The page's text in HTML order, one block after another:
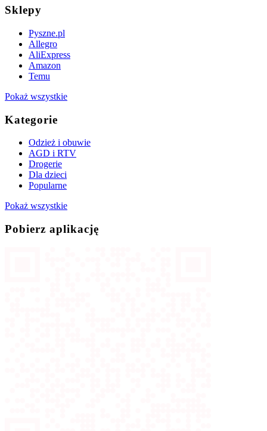
Sklepy
Pyszne.pl
Allegro
AliExpress
Amazon
Temu
Pokaż wszystkie
Kategorie
Odzież i obuwie
AGD i RTV
Drogerie
Dla dzieci
Popularne
Pokaż wszystkie
Pobierz aplikację